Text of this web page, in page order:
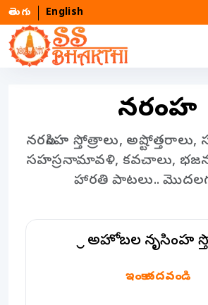
తెలుగు English
నరసింహ
నరసింహ స్తోత్రాలు,
సహస్రనామావళి, కవచాలు,
హారతి పాటలు..
శ్రీ అహోబల నృసింహ
శ్రీ అహోబల నృసింహ
ఇంకా చదవండి